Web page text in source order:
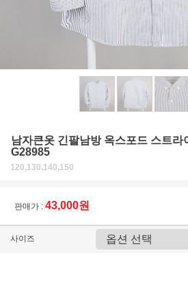
남자큰옷 긴팔남방 옥스포드 스트
G28985
120,130,140,150
판매가 : 43,000원
사이즈